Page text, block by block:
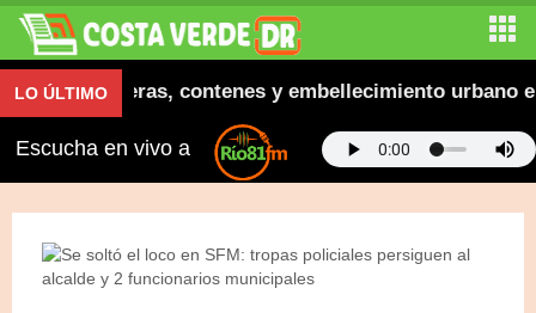
LO ÚLTIMOaceras, contenes y embellecimiento urbano en
Escucha en vivo a